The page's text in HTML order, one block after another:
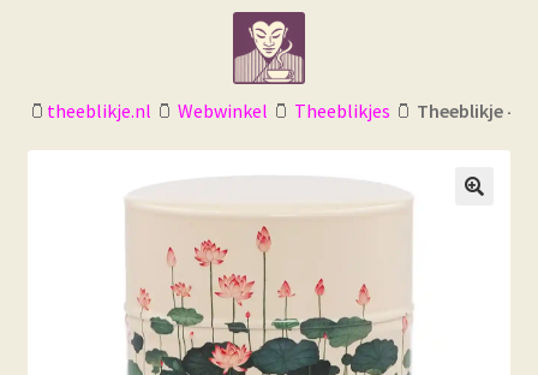
navigatie
inhoud
🫙 theeblikje.nl 🫙 Webwinkel 🫙 Theeblikjes 🫙 Theeblikje –